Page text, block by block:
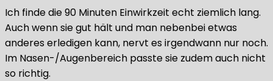
Ich finde die 90 Minuten Einwirkzeit echt ziemlich lang.
Auch wenn sie gut hält und man nebenbei etwas
anderes erledigen kann, nervt es irgendwann nur noch.
Im Nasen-/Augenbereich passte sie zudem auch nicht
so richtig.